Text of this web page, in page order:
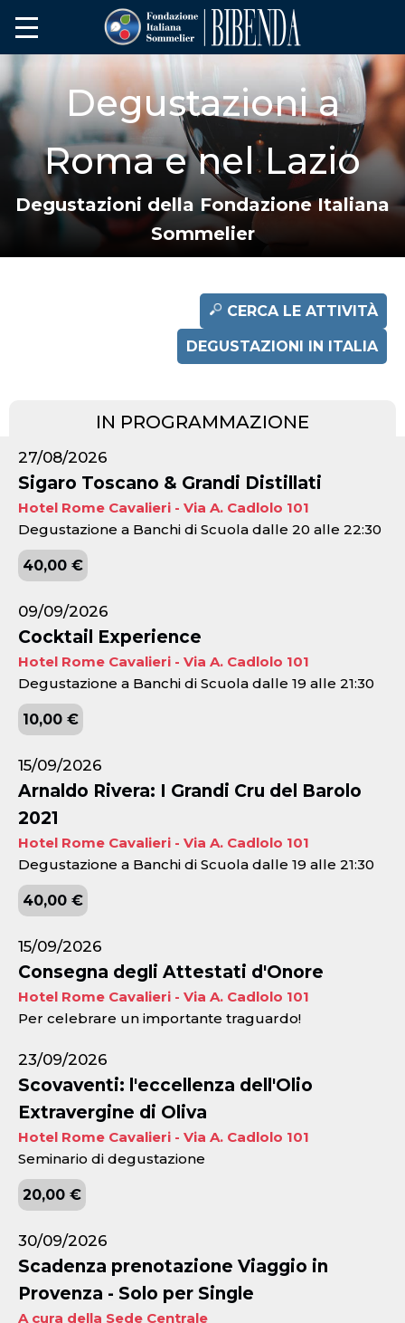
Degustazioni a
Roma e nel Lazio
Degustazioni della Fondazione Italiana
Sommelier
CERCA LE ATTIVITÀ
DEGUSTAZIONI IN ITALIA
IN PROGRAMMAZIONE
27/08/2026
Sigaro Toscano & Grandi Distillati
Hotel Rome Cavalieri - Via A. Cadlolo 101
Degustazione a Banchi di Scuola dalle 20 alle 22:30
40,00 €
09/09/2026
Cocktail Experience
Hotel Rome Cavalieri - Via A. Cadlolo 101
Degustazione a Banchi di Scuola dalle 19 alle 21:30
10,00 €
15/09/2026
Arnaldo Rivera: I Grandi Cru del Barolo
2021
Hotel Rome Cavalieri - Via A. Cadlolo 101
Degustazione a Banchi di Scuola dalle 19 alle 21:30
40,00 €
15/09/2026
Consegna degli Attestati d'Onore
Hotel Rome Cavalieri - Via A. Cadlolo 101
Per celebrare un importante traguardo!
23/09/2026
Scovaventi: l'eccellenza dell'Olio
Extravergine di Oliva
Hotel Rome Cavalieri - Via A. Cadlolo 101
Seminario di degustazione
20,00 €
30/09/2026
Scadenza prenotazione Viaggio in
Provenza - Solo per Single
A cura della Sede Centrale